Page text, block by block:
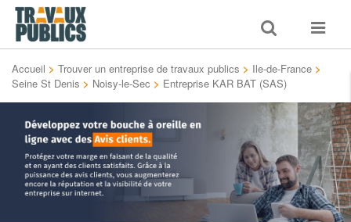
Toggle
search
Toggle
Accueil > Trouver un entreprise de travaux publics > Ile-de-France >
Seine St Denis > Noisy-le-Sec > Entreprise KAR BAT (SAS)